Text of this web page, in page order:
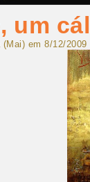
um
em 8/12/2009